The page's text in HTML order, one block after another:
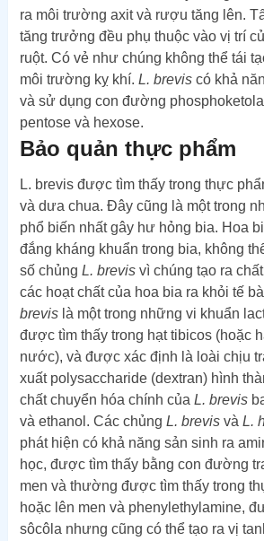
ra môi trường axit và rượu tăng lên.
tăng trưởng đều phụ thuộc vào vị trí
ruột. Có vẻ như chúng không thể tái
môi trường kỵ khí. L. breviscó khả
và sử dụng con đường
pentose và hexose.
Bảo quản thực phẩm
L. brevis được tìm thấy trong thực
và dưa chua. Đây cũng là một trong
phổ biến nhất gây hư hỏng bia. Hoa
đắng kháng khuẩn trong bia, không
số chủng L. brevisvì chúng tạo ra
các hoạt chất của hoa bia ra khỏi tế
brevislà một trong những vi khuẩn
được tìm thấy trong hạt tibicos (hoặc
nước), và được xác định là loài chịu
xuất polysaccharide (dextran) hình
chất chuyển hóa chính của L. brevis
và ethanol. Các chủng L. brevisvà L.
phát hiện có khả năng sản sinh ra
học, được tìm thấy bằng con đường
men và thường được tìm thấy trong
hoặc lên men và phenylethylamine,
sôcôla nhưng cũng có thể tạo ra vị